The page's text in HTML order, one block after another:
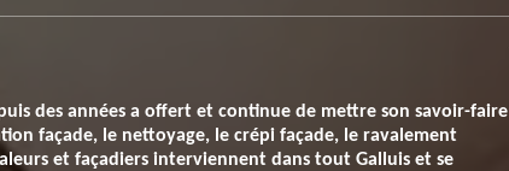
des années a offert et continue de mettre son savoir-faire
façade, le nettoyage, le crépi façade, le ravalement
et façadiers interviennent dans tout Galluis et se